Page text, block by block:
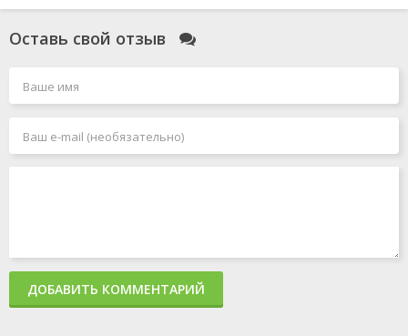
Оставь свой отзыв
ДОБАВИТЬ КОММЕНТАРИЙ